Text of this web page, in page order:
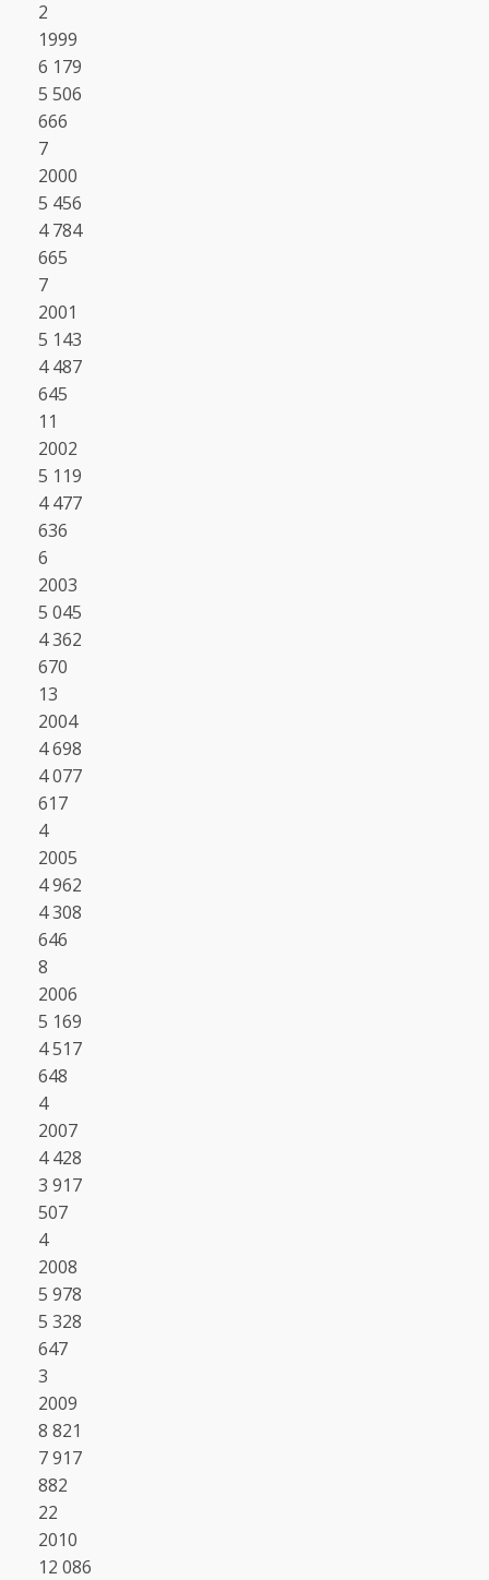
2
1999
6 179
5 506
666
7
2000
5 456
4 784
665
7
2001
5 143
4 487
645
11
2002
5 119
4 477
636
6
2003
5 045
4 362
670
13
2004
4 698
4 077
617
4
2005
4 962
4 308
646
8
2006
5 169
4 517
648
4
2007
4 428
3 917
507
4
2008
5 978
5 328
647
3
2009
8 821
7 917
882
22
2010
12 086